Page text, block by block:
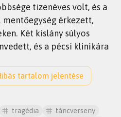
tizenéves volt, és a
mentőegység érkezett,
Két kislány súlyos
és a pécsi klinikára
tartalom jelentése
tragédia
táncverseny